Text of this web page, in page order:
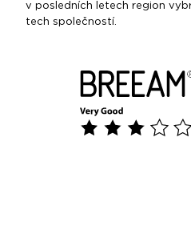
v posledních letech region
tech společností.